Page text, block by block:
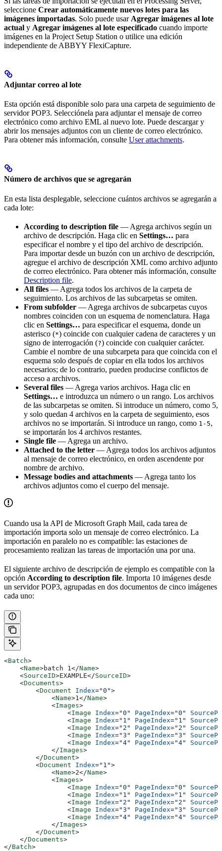
seleccione Crear automáticamente nuevos lotes para las
imágenes importadas. Solo puede usar Agregar imágenes al lote
actual y Agregar imágenes al lote especificado cuando importe
imágenes en la Project Setup Station o utilice una edición
independiente de ABBYY FlexiCapture.
Adjuntar correo al lote
Esta opción está disponible solo para una carpeta de seguimiento de
servidor POP3. Selecciónela para adjuntar el mensaje de correo
electrónico como archivo EML al nuevo lote. Puede descargar y
abrir los mensajes adjuntos con un cliente de correo electrónico.
Para obtener más información, consulte User attachments.
Número de archivos que se agregarán
En esta lista desplegable, seleccione cuántos archivos se agregarán a
cada lote:
According to description file — Agrega archivos según un
archivo de descripción. Haga clic en Settings… para
especificar el nombre y el tipo del archivo de descripción.
Para importar desde un buzón con un archivo de descripción,
agregue el archivo de descripción XML como archivo adjunto
de correo electrónico. Para obtener más información, consulte
Description file.
All files — Agrega todos los archivos de la carpeta de
seguimiento. Los archivos de las subcarpetas se omiten.
From subfolder — Agrega archivos de subcarpetas cuyos
nombres coinciden con un esquema de nomenclatura. Haga
clic en Settings… para especificar el esquema, donde un
asterisco (*) coincide con cualquier cadena de caracteres y un
signo de interrogación (?) coincide con cualquier carácter.
Cambie el nombre de una subcarpeta para que coincida con el
esquema solo después de copiar en ella todos los archivos
necesarios; de lo contrario, pueden producirse conflictos de
acceso a archivos.
Several files — Agrega varios archivos. Haga clic en
Settings… e introduzca un número o un rango. Los archivos
de las subcarpetas se omiten. Si introduce un número, como 5,
y solo quedan 4 archivos en la carpeta de seguimiento, esos
archivos no se importarán. Si introduce un rango, como 1-5,
se importarán los 4 archivos restantes.
Single file — Agrega un archivo.
Attached to the letter — Agrega todos los archivos adjuntos
al mensaje de correo electrónico, en orden ascendente por
nombre de archivo.
Message bodies and attachments — Agrega tanto los
archivos adjuntos como el cuerpo del mensaje.
Cuando usa la API de Microsoft Graph Mail, cada tarea de
importación importa solo un mensaje de correo electrónico. La
importación en paralelo no es compatible: las estaciones de
procesamiento realizan las tareas de importación una por una.
El siguiente archivo de descripción de ejemplo es compatible con la
opción According to description file. Importa 10 imágenes desde
un servidor POP3, agrupadas en dos documentos de cinco imágenes
cada uno:
<Batch>
    <
Name>batch 1 </Name>
    <
SourceID>EXAMPLE</SourceID>
    <
Documents>
        <
Document Index="0">
            <
Name>1 </Name>
            <
Images>
                <
Image Index="0" PageIndex="0"
                <
Image Index="1" PageIndex="1"
                <
Image Index="2" PageIndex="2"
                <
Image Index="3" PageIndex="3"
                <
Image Index="4" PageIndex="4"
            </
Images>
        </
Document>
        <
Document Index="1">
            <
Name>2</Name>
            <
Images>
                <
Image Index="0" PageIndex="0"
                <
Image Index="1" PageIndex="1"
                <
Image Index="2" PageIndex="2"
                <
Image Index="3" PageIndex="3"
                <
Image Index="4" PageIndex="4"
            </
Images>
        </
Document>
    </
Documents>
</Batch>